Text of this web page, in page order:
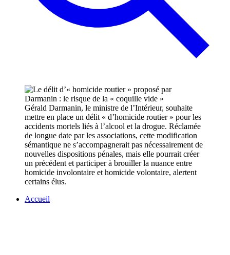
Gérald Darmanin, le ministre de l’Intérieur, souhaite
mettre en place un délit « d’homicide routier » pour les
accidents mortels liés à l’alcool et la drogue. Réclamée
de longue date par les associations, cette modification
sémantique ne s’accompagnerait pas nécessairement de
nouvelles dispositions pénales, mais elle pourrait créer
un précédent et participer à brouiller la nuance entre
homicide involontaire et homicide volontaire, alertent
certains élus.
Accueil